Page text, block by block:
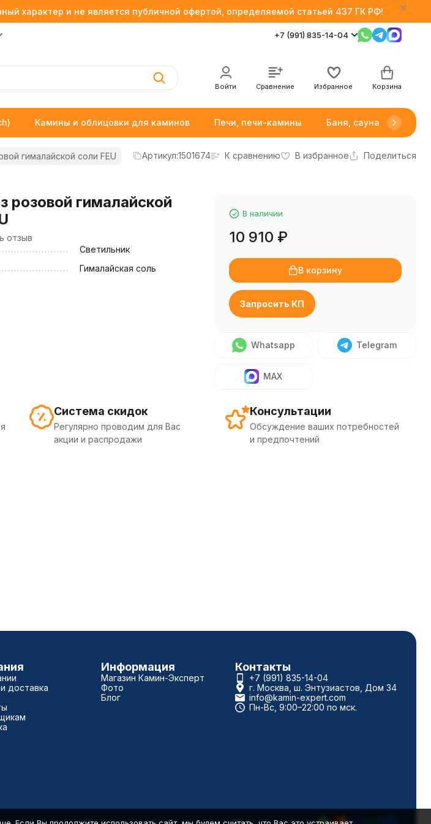
характер и не является публичной офертой, определяемой статьей 437 ГК РФ!
+7 (991) 835-14-04
Войти Сравнение Избранное Корзина
Камины и облицовки для каминов Печи, печи-камины Баня, сауна
гималайской соли FEU Артикул:1501674 К сравнению В избранное Поделиться
розовой гималайской
отзыв
Светильник
Гималайская соль
В наличии
10 910 ₽
В корзину
Запросить КП
Whatsapp Telegram
MAX
Система скидок
Регулярно проводим для Вас
акции и распродажи
Консультации
Обсуждение ваших потребностей
и предпочтений
доставка
Информация
Магазин Камин-Эксперт
Фото
Блог
Контакты
+7 (991) 835-14-04
г. Москва, ш. Энтузиастов, Дом 34
info@kamin-expert.com
Пн-Вс, 9:00–22:00 по мск.